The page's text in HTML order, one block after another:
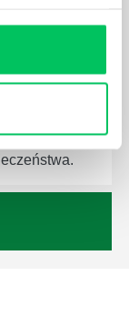
na
zadania.
w
jakości